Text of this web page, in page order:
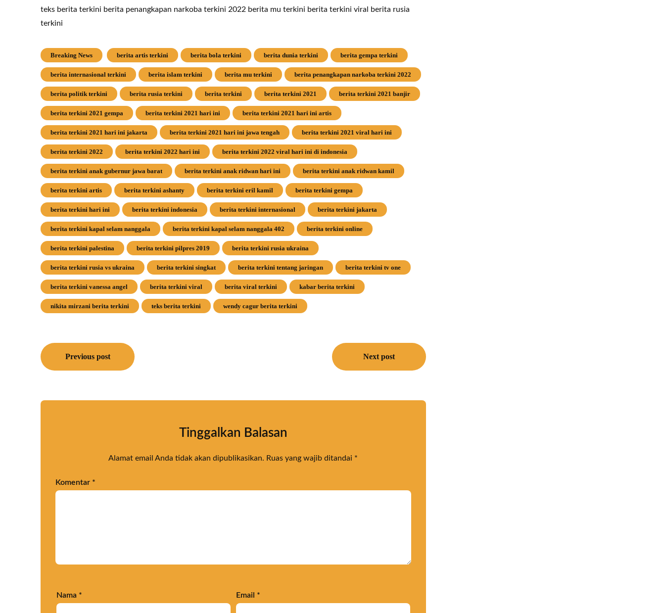
teks berita terkini berita penangkapan narkoba terkini 2022 berita mu terkini berita terkini viral berita rusia
terkini
Breaking News berita artis terkini berita bola terkini berita dunia terkini berita gempa terkini
berita internasional terkini berita islam terkini berita mu terkini berita penangkapan narkoba terkini 2022
berita politik terkini berita rusia terkini berita terkini berita terkini 2021 berita terkini 2021 banjir
berita terkini 2021 gempa berita terkini 2021 hari ini berita terkini 2021 hari ini artis
berita terkini 2021 hari ini jakarta berita terkini 2021 hari ini jawa tengah berita terkini 2021 viral hari ini
berita terkini 2022 berita terkini 2022 hari ini berita terkini 2022 viral hari ini di indonesia
berita terkini anak gubernur jawa barat berita terkini anak ridwan hari ini berita terkini anak ridwan kamil
berita terkini artis berita terkini ashanty berita terkini eril kamil berita terkini gempa
berita terkini hari ini berita terkini indonesia berita terkini internasional berita terkini jakarta
berita terkini kapal selam nanggala berita terkini kapal selam nanggala 402 berita terkini online
berita terkini palestina berita terkini pilpres 2019 berita terkini rusia ukraina
berita terkini rusia vs ukraina berita terkini singkat berita terkini tentang jaringan berita terkini tv one
berita terkini vanessa angel berita terkini viral berita viral terkini kabar berita terkini
nikita mirzani berita terkini teks berita terkini wendy cagur berita terkini
Navigasi
pos
Previous post Next post
Tinggalkan Balasan
Alamat email Anda tidak akan dipublikasikan. Ruas yang wajib ditandai *
Komentar *
Nama * Email *